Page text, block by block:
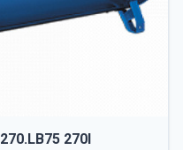
270l